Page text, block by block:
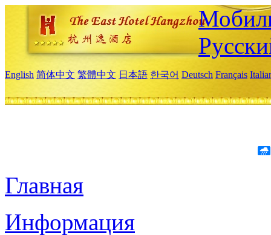
English 简体中文 繁體中文 日本語 한국어 Deutsch Français
Главная
Информация